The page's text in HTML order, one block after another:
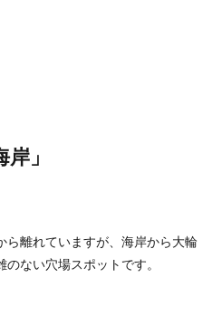
」
ら離れていますが、海岸から大輪
ない穴場スポットです。